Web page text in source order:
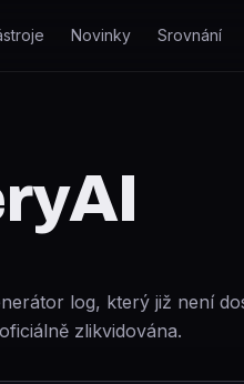
Novinky Srovnání
log, který již není
zlikvidována.